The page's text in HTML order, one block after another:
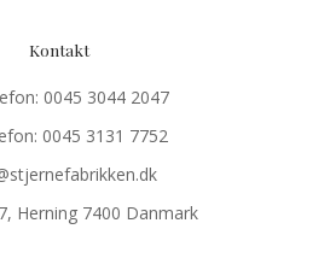
Kontakt
0045 3044 2047
0045 3131 7752
Herning 7400 Danmark